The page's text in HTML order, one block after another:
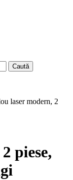
Caută
laser modern, 2
piese,